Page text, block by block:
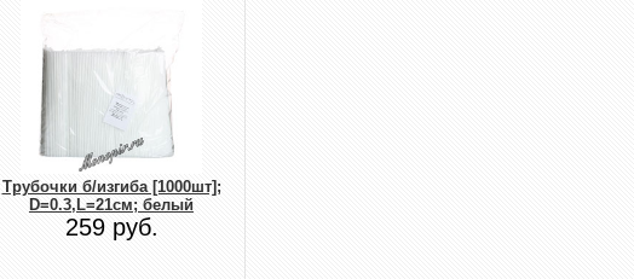
Трубочки б/изгиба [1000шт];
D=0.3,L=21см; белый
259 руб.